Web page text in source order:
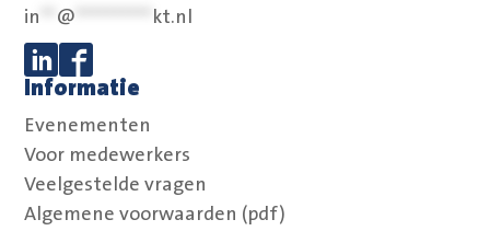
in
@ kt.nl
Volg ons op Linkedin
Volg ons op Facebook
Informatie
Evenementen
Voor medewerkers
Veelgestelde vragen
Algemene voorwaarden (pdf)